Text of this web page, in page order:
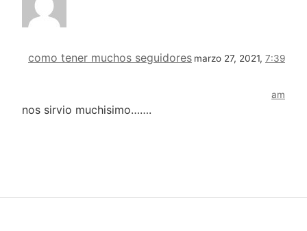
como tener muchos seguidores marzo 27, 2021, 7:39
am
nos sirvio muchisimo…….